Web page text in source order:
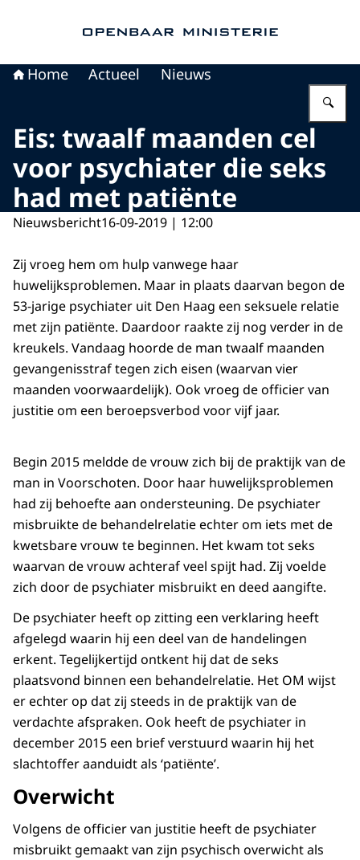
Home Actueel Nieuws
Eis: twaalf maanden cel
voor psychiater die seks
had met patiënte
Nieuwsbericht16-09-2019 | 12:00
Zij vroeg hem om hulp vanwege haar
huwelijksproblemen. Maar in plaats daarvan begon de
53-jarige psychiater uit Den Haag een seksuele relatie
met zijn patiënte. Daardoor raakte zij nog verder in de
kreukels. Vandaag hoorde de man twaalf maanden
gevangenisstraf tegen zich eisen (waarvan vier
maanden voorwaardelijk). Ook vroeg de officier van
justitie om een beroepsverbod voor vijf jaar.
Begin 2015 meldde de vrouw zich bij de praktijk van de
man in Voorschoten. Door haar huwelijksproblemen
had zij behoefte aan ondersteuning. De psychiater
misbruikte de behandelrelatie echter om iets met de
kwetsbare vrouw te beginnen. Het kwam tot seks
waarvan de vrouw achteraf veel spijt had. Zij voelde
zich door de psychiater misbruikt en deed aangifte.
De psychiater heeft op zitting een verklaring heeft
afgelegd waarin hij een deel van de handelingen
erkent. Tegelijkertijd ontkent hij dat de seks
plaatsvond binnen een behandelrelatie. Het OM wijst
er echter op dat zij steeds in de praktijk van de
verdachte afspraken. Ook heeft de psychiater in
december 2015 een brief verstuurd waarin hij het
slachtoffer aanduidt als ‘patiënte’.
Overwicht
Volgens de officier van justitie heeft de psychiater
misbruikt gemaakt van zijn psychisch overwicht als